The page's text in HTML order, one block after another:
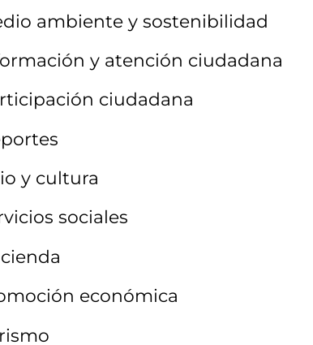
ambiente y sostenibilidad
y atención ciudadana
ciudadana
y cultura
sociales
económica